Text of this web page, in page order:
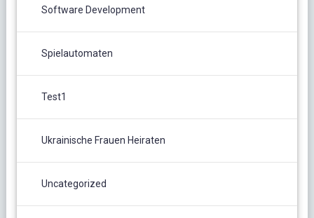
Software Development
Spielautomaten
Test1
Ukrainische Frauen Heiraten
Uncategorized